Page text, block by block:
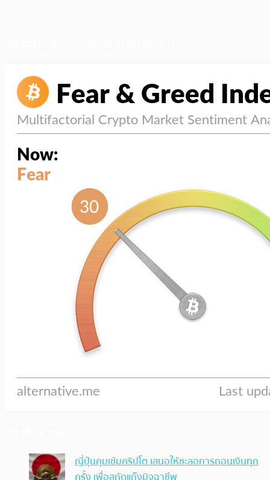
ญี่ปุ่นคุมเข้มคริปโต เสนอให้ชะลอการถอนเงินทุก